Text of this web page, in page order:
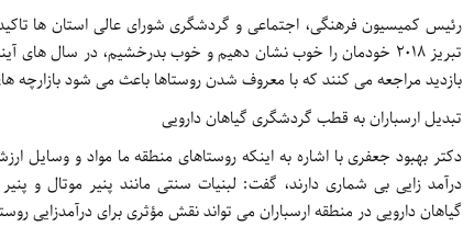
رئیس کمیسیون فرهنگی، اجتماعی و گردشگری شورای عالی استان ها تاکید
تبریز ۲۰۱۸ خودمان را خوب نشان دهیم و خوب بدرخشیم، در سال های
بازدید مراجعه می کنند که با معروف شدن روستاها باعث می شود بازارچه
تبدیل ارسباران به قطب گردشگری گیاهان دارویی
دکتر بهبود جعفری با اشاره به اینکه روستاهای منطقه ما مواد و وسایل
درآمد زایی بی شماری دارند، گفت: لبنیات سنتی مانند پنیر موتال و
گیاهان دارویی در منطقه ارسباران می تواند نقش مؤثری برای درآمدزایی